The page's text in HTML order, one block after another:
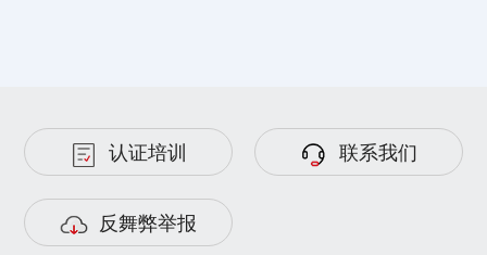
认证培训 联系我们
反舞弊举报